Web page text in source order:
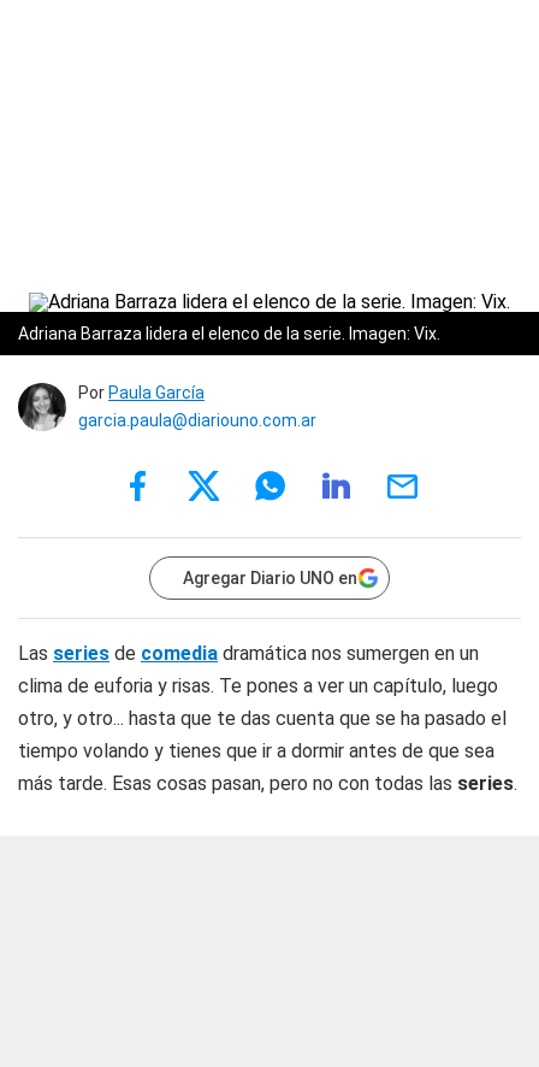
Adriana Barraza lidera el elenco de la serie. Imagen: Vix.
Por Paula García
garcia.paula@diariouno.com.ar
Agregar Diario UNO en
Las series de comedia dramática nos sumergen en un
clima de euforia y risas. Te pones a ver un capítulo, luego
otro, y otro... hasta que te das cuenta que se ha pasado el
tiempo volando y tienes que ir a dormir antes de que sea
más tarde. Esas cosas pasan, pero no con todas las series.